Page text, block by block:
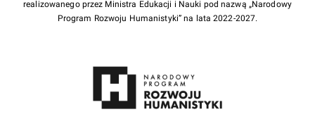
realizowanego przez Ministra Edukacji i Nauki pod nazwą „Narodowy
Program Rozwoju Humanistyki” na lata 2022-2027.